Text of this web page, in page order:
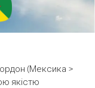
(Мексика >
якістю